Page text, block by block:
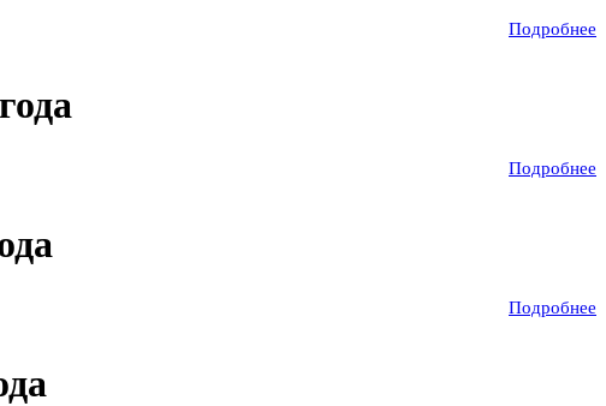
Подробнее
Подробнее
Подробнее